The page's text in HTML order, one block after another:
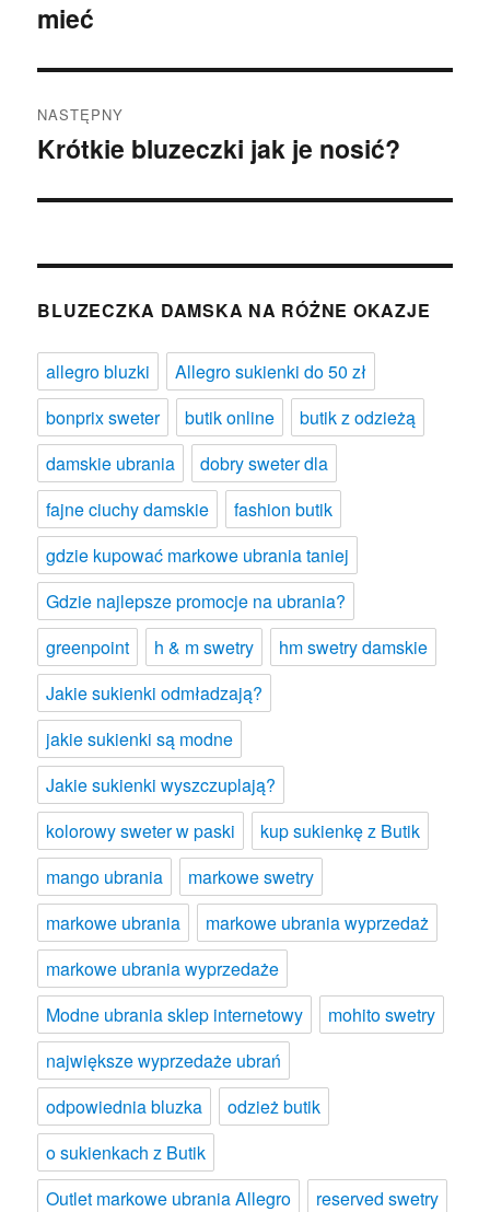
wpis:
mieć
NASTĘPNY
Następny
Krótkie bluzeczki jak je nosić?
BLUZECZKA DAMSKA NA RÓŻNE OKAZJE
allegro bluzki
Allegro sukienki do 50 zł
bonprix sweter
butik online
butik z odzieżą
damskie ubrania
dobry sweter dla
fajne ciuchy damskie
fashion butik
gdzie kupować markowe ubrania taniej
Gdzie najlepsze promocje na ubrania?
greenpoint
h & m swetry
hm swetry damskie
Jakie sukienki odmładzają?
jakie sukienki są modne
Jakie sukienki wyszczuplają?
kolorowy sweter w paski
kup sukienkę z Butik
mango ubrania
markowe swetry
markowe ubrania
markowe ubrania wyprzedaż
markowe ubrania wyprzedaże
Modne ubrania sklep internetowy
mohito swetry
największe wyprzedaże ubrań
odpowiednia bluzka
odzież butik
o sukienkach z Butik
Outlet markowe ubrania Allegro
reserved swetry